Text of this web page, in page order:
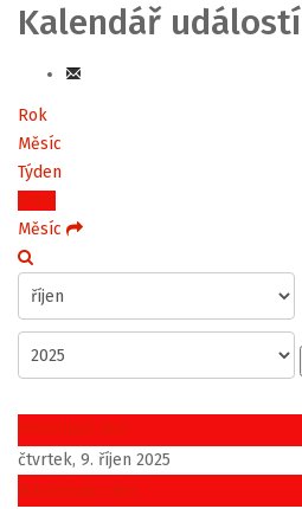
Kalendář událostí
Rok
Měsíc
Týden
Dnes
Měsíc
Předchozí den
čtvrtek, 9. říjen 2025
Následující den